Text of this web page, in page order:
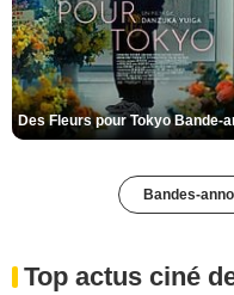
Bandes-
Top actus ciné